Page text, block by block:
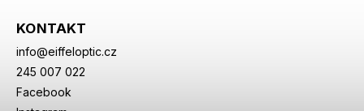
KONTAKT
info@eiffeloptic.cz
245 007 022
Facebook